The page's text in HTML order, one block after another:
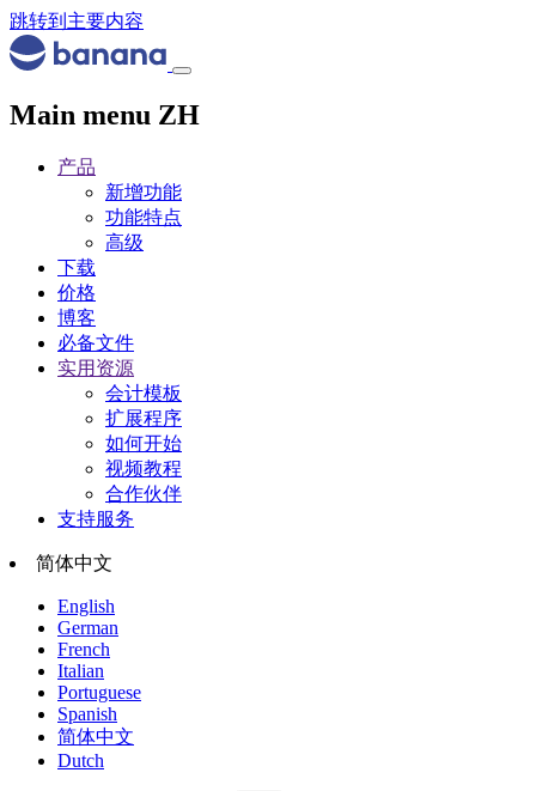
跳转到主要内容
Main menu ZH
产品
新增功能
功能特点
高级
下载
价格
博客
必备文件
实用资源
会计模板
扩展程序
如何开始
视频教程
合作伙伴
支持服务
简体中文
English
German
French
Italian
Portuguese
Spanish
简体中文
Dutch